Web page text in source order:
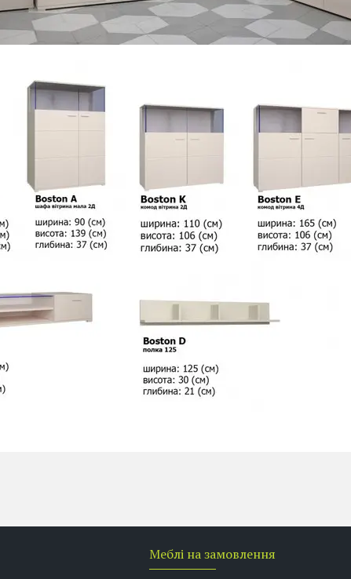
Меблі на замовлення